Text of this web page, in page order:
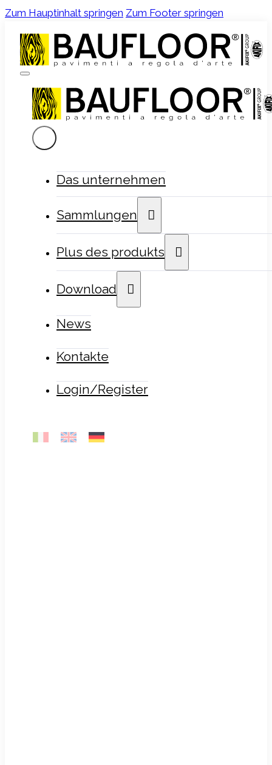
Zum Hauptinhalt springen Zum Footer springen
Das unternehmen
Sammlungen
Plus des produkts
Download
News
Kontakte
Login/Register